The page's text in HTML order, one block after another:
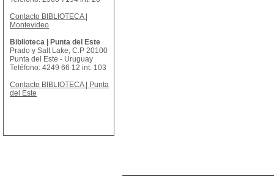
Contacto BIBLIOTECA |
Montevideo
Biblioteca | Punta del Este
Prado y Salt Lake, C.P 20100
Punta del Este - Uruguay
Teléfono: 4249 66 12 int. 103
Contacto BIBLIOTECA | Punta
del Este